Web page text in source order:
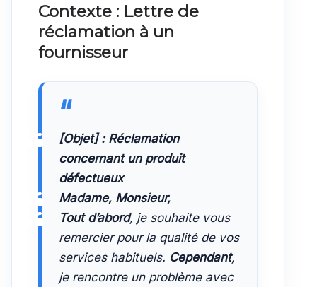
Contexte : Lettre de
réclamation à un
fournisseur
[Objet] : Réclamation
concernant un produit
défectueux
Madame, Monsieur,
Tout d’abord, je souhaite vous
remercier pour la qualité de vos
services habituels. Cependant,
je rencontre un problème avec